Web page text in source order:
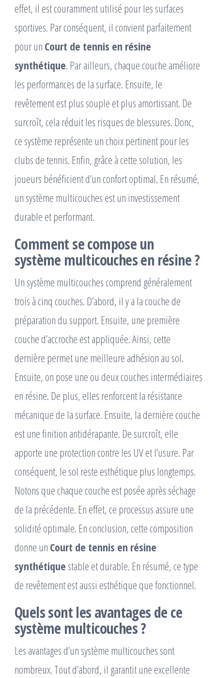
effet, il est couramment utilisé pour les surfaces
sportives. Par conséquent, il convient parfaitement
pour un Court de tennis en résine
synthétique. Par ailleurs, chaque couche améliore
les performances de la surface. Ensuite, le
revêtement est plus souple et plus amortissant. De
surcroît, cela réduit les risques de blessures. Donc,
ce système représente un choix pertinent pour les
clubs de tennis. Enfin, grâce à cette solution, les
joueurs bénéficient d’un confort optimal. En résumé,
un système multicouches est un investissement
durable et performant.
Comment se compose un
système multicouches en résine ?
Un système multicouches comprend généralement
trois à cinq couches. D’abord, il y a la couche de
préparation du support. Ensuite, une première
couche d’accroche est appliquée. Ainsi, cette
dernière permet une meilleure adhésion au sol.
Ensuite, on pose une ou deux couches intermédiaires
en résine. De plus, elles renforcent la résistance
mécanique de la surface. Ensuite, la dernière couche
est une finition antidérapante. De surcroît, elle
apporte une protection contre les UV et l’usure. Par
conséquent, le sol reste esthétique plus longtemps.
Notons que chaque couche est posée après séchage
de la précédente. En effet, ce processus assure une
solidité optimale. En conclusion, cette composition
donne un Court de tennis en résine
synthétique stable et durable. En résumé, ce type
de revêtement est aussi esthétique que fonctionnel.
Quels sont les avantages de ce
système multicouches ?
Les avantages d’un système multicouches sont
nombreux. Tout d’abord, il garantit une excellente